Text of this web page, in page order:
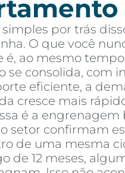
por trás
O que você
ao mesmo
se consolida, com
eficiente, a
cresce mais
é a
setor confirmam
de uma mesma
de 12 meses,